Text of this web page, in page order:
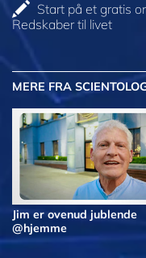
Start på et gratis
Redskaber til livet
MERE FRA
Jim er ovenud jublende
@hjemme